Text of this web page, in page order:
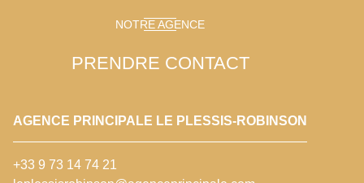
NOTRE AGENCE
PRENDRE CONTACT
AGENCE PRINCIPALE LE PLESSIS-ROBINSON
+33 9 73 14 74 21